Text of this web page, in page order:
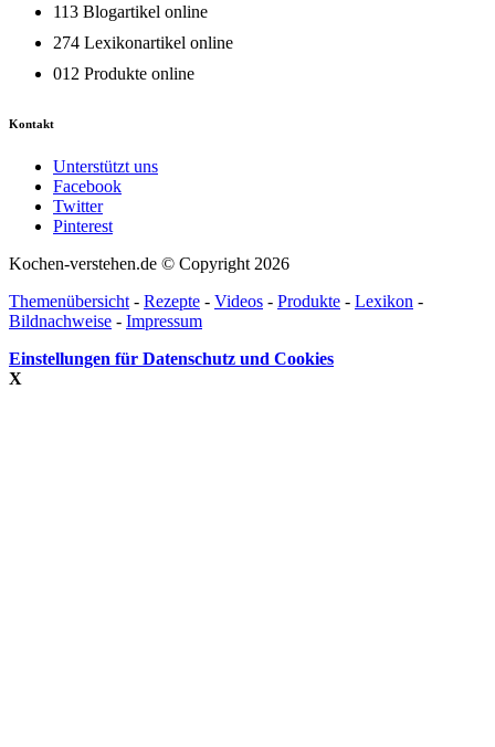
113 Blogartikel online
274 Lexikonartikel online
012 Produkte online
Kontakt
Unterstützt uns
Facebook
Twitter
Pinterest
Kochen-verstehen.de © Copyright 2026
Themenübersicht- Rezepte - Videos - Produkte - Lexikon -
Bildnachweise - Impressum
Einstellungen für Datenschutz und Cookies
X